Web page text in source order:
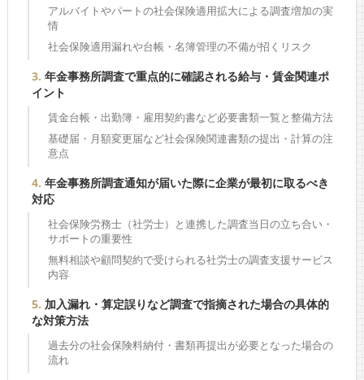
アルバイトやパートの社会保険適用拡大による調査増加の実
情
社会保険適用漏れや台帳・名簿管理の不備が招くリスク
年金事務所調査で重点的に確認される給与・賃金関連ポ
イント
賃金台帳・出勤簿・雇用契約書など必要書類一覧と整備方法
基礎届・月額変更届など社会保険関連書類の提出・計算の注
意点
年金事務所調査通知が届いた際に企業が最初に取るべき
対応
社会保険労務士（社労士）と連携した調査当日の立ち合い・
サポートの重要性
無料相談や顧問契約で受けられる社労士の調査支援サービス
内容
加入漏れ・算定誤りなど調査で指摘された場合の具体的
な対策方法
過去分の社会保険料納付・書類再提出が必要となった場合の
流れ